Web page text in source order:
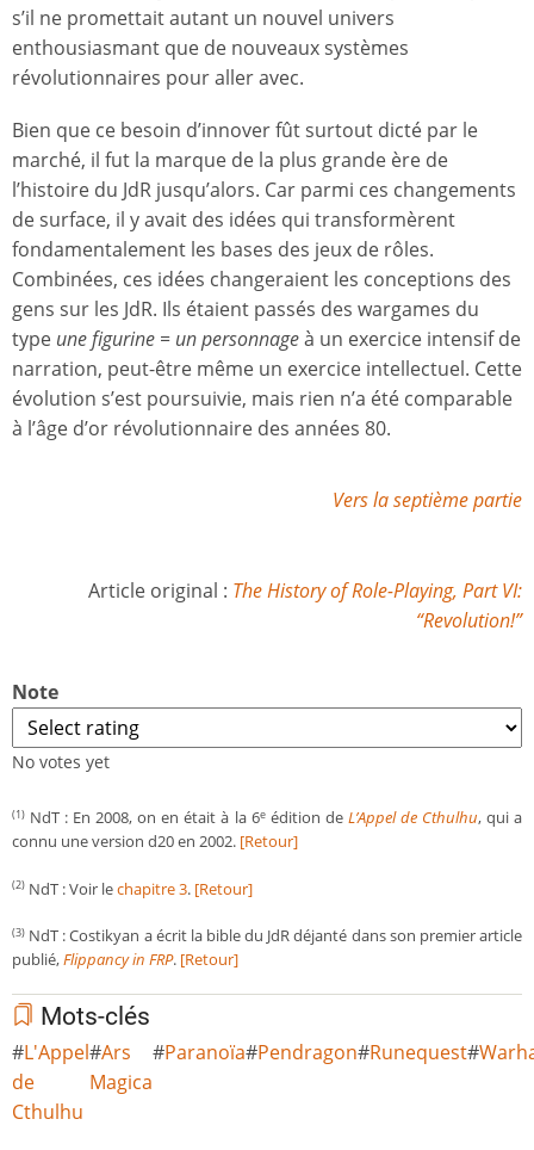
s’il ne promettait autant un nouvel univers
enthousiasmant que de nouveaux systèmes
révolutionnaires pour aller avec.
Bien que ce besoin d’innover fût surtout dicté par le
marché, il fut la marque de la plus grande ère de
l’histoire du JdR jusqu’alors. Car parmi ces changements
de surface, il y avait des idées qui transformèrent
fondamentalement les bases des jeux de rôles.
Combinées, ces idées changeraient les conceptions des
gens sur les JdR. Ils étaient passés des wargames du
type une figurine = un personnageà un exercice intensif de
narration, peut-être même un exercice intellectuel. Cette
évolution s’est poursuivie, mais rien n’a été comparable
à l’âge d’or révolutionnaire des années 80.
Vers la septième partie
Article original : The History of Role-Playing, Part VI:
“Revolution!”
Note
No votes yet
(1) NdT : En 2008, on en était à la 6eédition de L’Appel de Cthulhu, qui a
connu une version d20 en 2002. [Retour]
(2) NdT : Voir lechapitre 3. [Retour]
(3) NdT : Costikyan a écrit la bible du JdR déjanté dans son premier article
publié,Flippancy in FRP. [Retour]
Mots-clés
L'Appel
de
Cthulhu
Ars
Magica
Paranoïa Pendragon Runequest